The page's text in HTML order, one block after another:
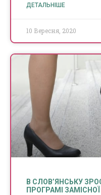
ДЕТАЛЬНІШЕ
10 Вересня, 2020
В СЛОВ’ЯНСЬКУ
ПРОГРАМІ ЗАМІСНОЇ